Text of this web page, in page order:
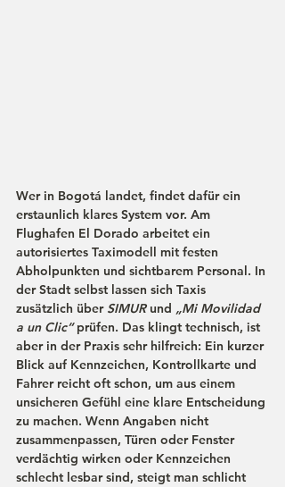
Wer in Bogotá landet, findet dafür ein
erstaunlich klares System vor. Am
Flughafen El Dorado arbeitet ein
autorisiertes Taximodell mit festen
Abholpunkten und sichtbarem Personal. In
der Stadt selbst lassen sich Taxis
zusätzlich über SIMUR und „Mi Movilidad
a un Clic“ prüfen. Das klingt technisch, ist
aber in der Praxis sehr hilfreich: Ein kurzer
Blick auf Kennzeichen, Kontrollkarte und
Fahrer reicht oft schon, um aus einem
unsicheren Gefühl eine klare Entscheidung
zu machen. Wenn Angaben nicht
zusammenpassen, Türen oder Fenster
verdächtig wirken oder Kennzeichen
schlecht lesbar sind, steigt man schlicht